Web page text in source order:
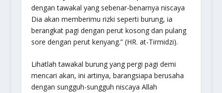
dengan tawakal yang sebenar-benarnya niscaya
Dia akan memberimu rizki seperti burung, ia
berangkat pagi dengan perut kosong dan pulang
sore dengan perut kenyang.”(HR. at-Tirmidzi).
Lihatlah tawakal burung yang pergi pagi demi
mencari akan, ini artinya, barangsiapa berusaha
dengan sungguh-sungguh niscaya Allah